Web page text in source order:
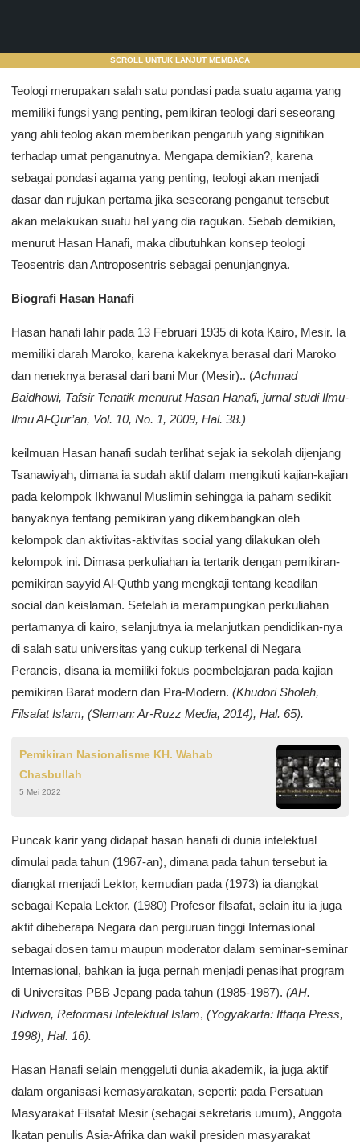
SCROLL UNTUK LANJUT MEMBACA
Teologi merupakan salah satu pondasi pada suatu agama yang
memiliki fungsi yang penting, pemikiran teologi dari seseorang
yang ahli teolog akan memberikan pengaruh yang signifikan
terhadap umat penganutnya. Mengapa demikian?, karena
sebagai pondasi agama yang penting, teologi akan menjadi
dasar dan rujukan pertama jika seseorang penganut tersebut
akan melakukan suatu hal yang dia ragukan. Sebab demikian,
menurut Hasan Hanafi, maka dibutuhkan konsep teologi
Teosentris dan Antroposentris sebagai penunjangnya.
Biografi Hasan Hanafi
Hasan hanafi lahir pada 13 Februari 1935 di kota Kairo, Mesir. Ia
memiliki darah Maroko, karena kakeknya berasal dari Maroko
dan neneknya berasal dari bani Mur (Mesir).. (Achmad
Baidhowi, Tafsir Tenatik menurut Hasan Hanafi, jurnal studi Ilmu-
Ilmu Al-Qur’an, Vol. 10, No. 1, 2009, Hal. 38.)
keilmuan Hasan hanafi sudah terlihat sejak ia sekolah dijenjang
Tsanawiyah, dimana ia sudah aktif dalam mengikuti kajian-kajian
pada kelompok Ikhwanul Muslimin sehingga ia paham sedikit
banyaknya tentang pemikiran yang dikembangkan oleh
kelompok dan aktivitas-aktivitas social yang dilakukan oleh
kelompok ini. Dimasa perkuliahan ia tertarik dengan pemikiran-
pemikiran sayyid Al-Quthb yang mengkaji tentang keadilan
social dan keislaman. Setelah ia merampungkan perkuliahan
pertamanya di kairo, selanjutnya ia melanjutkan pendidikan-nya
di salah satu universitas yang cukup terkenal di Negara
Perancis, disana ia memiliki fokus poembelajaran pada kajian
pemikiran Barat modern dan Pra-Modern. (Khudori Sholeh,
Filsafat Islam, (Sleman: Ar-Ruzz Media, 2014), Hal. 65).
Pemikiran Nasionalisme KH. Wahab
Chasbullah
5 Mei 2022
Puncak karir yang didapat hasan hanafi di dunia intelektual
dimulai pada tahun (1967-an), dimana pada tahun tersebut ia
diangkat menjadi Lektor, kemudian pada (1973) ia diangkat
sebagai Kepala Lektor, (1980) Profesor filsafat, selain itu ia juga
aktif dibeberapa Negara dan perguruan tinggi Internasional
sebagai dosen tamu maupun moderator dalam seminar-seminar
Internasional, bahkan ia juga pernah menjadi penasihat program
di Universitas PBB Jepang pada tahun (1985-1987). (AH.
Ridwan, Reformasi Intelektual Islam, (Yogyakarta: Ittaqa Press,
1998), Hal. 16).
Hasan Hanafi selain menggeluti dunia akademik, ia juga aktif
dalam organisasi kemasyarakatan, seperti: pada Persatuan
Masyarakat Filsafat Mesir (sebagai sekretaris umum), Anggota
Ikatan penulis Asia-Afrika dan wakil presiden masyarakat